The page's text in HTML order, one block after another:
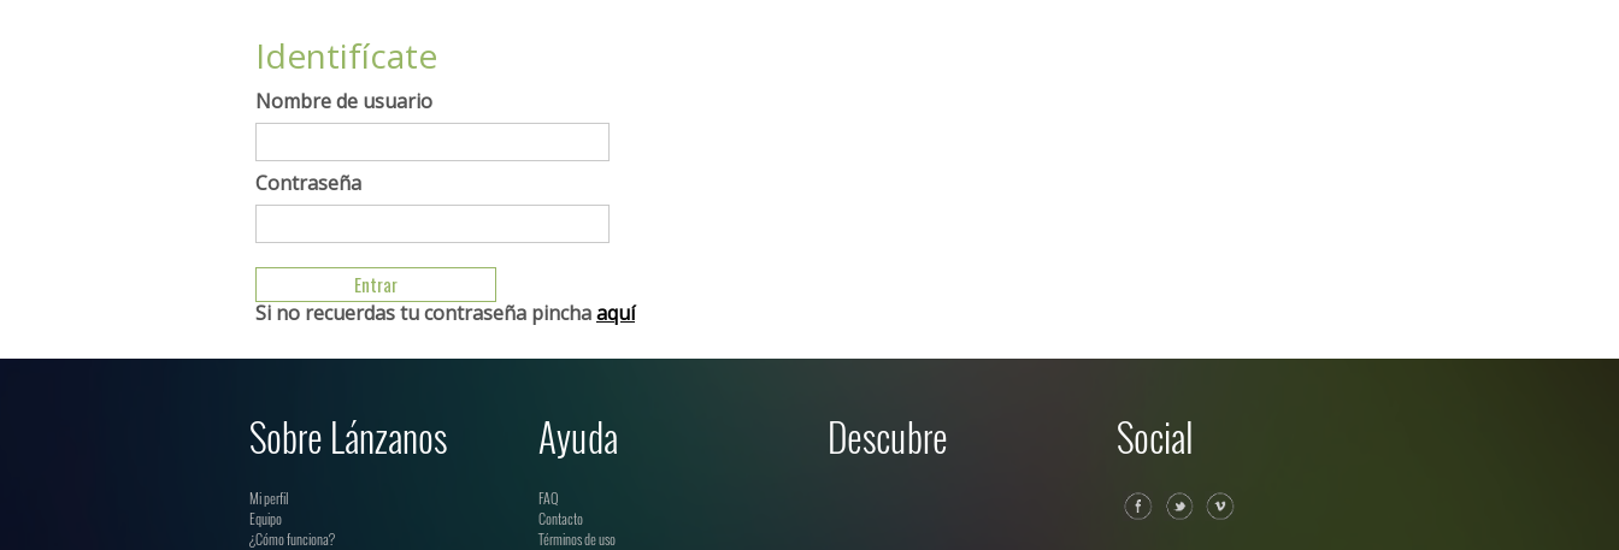
Identifícate
Nombre de usuario
Contraseña
Si no recuerdas tu contraseña pinchaaquí
Sobre Lánzanos
Mi perfil
Equipo
¿Cómo funciona?
Ayuda
FAQ
Contacto
Términos de uso
Descubre Social